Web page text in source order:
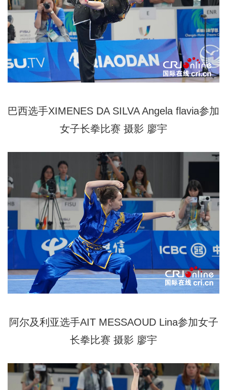
巴西选手XIMENES DA SILVA Angela flavia参加
女子长拳比赛 摄影 廖宇
阿尔及利亚选手AIT MESSAOUD Lina参加女子
长拳比赛 摄影 廖宇